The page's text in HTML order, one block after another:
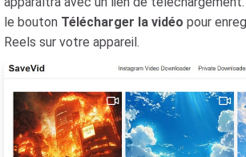
le bouton Télécharger la vidéo pour
Reels sur votre appareil.